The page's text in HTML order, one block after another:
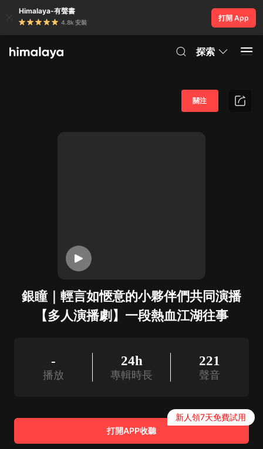
Himalaya-有聲書
4.8k 安裝
打開 App
探索
銀瞳｜輕言如愜意的小夥伴們共同演播
【多人演播劇】一段熱血江湖往事
關注
-
播放
24h
專輯時長
221
聲音
打開APP收聽
新人領7天免費試用